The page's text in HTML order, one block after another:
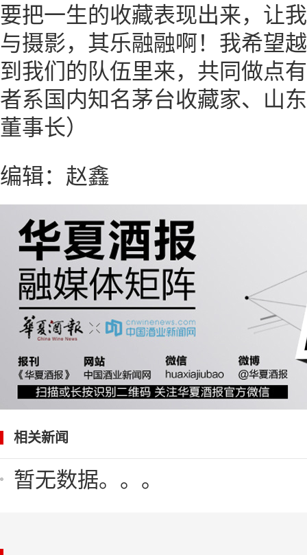
要把一生的收藏表现出来，让
与摄影，其乐融融啊！我希望
到我们的队伍里来，共同做点
者系国内知名茅台收藏家、山
董事长）
编辑：赵鑫
相关新闻
暂无数据。。。